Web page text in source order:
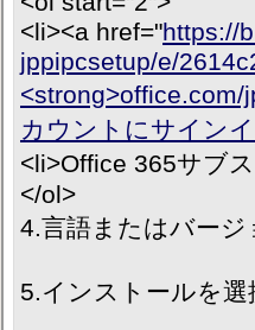
<li><a href="https://
jppipcsetup/e/
カウントにサイン
<li>Office 365サブ
</ol>
4.言語またはバー
5.インストールを選